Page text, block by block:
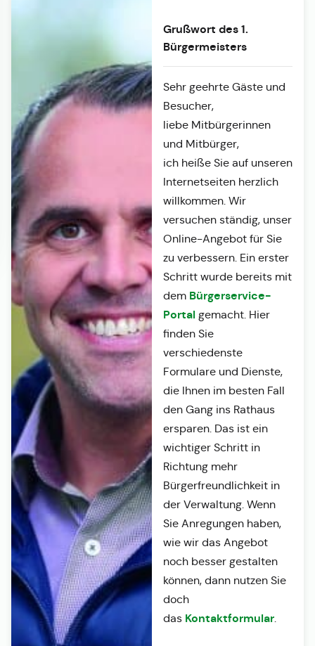
Grußwort des 1.
Bürgermeisters
Sehr geehrte Gäste und
Besucher,
liebe Mitbürgerinnen
und Mitbürger,
ich heiße Sie auf unseren
Internetseiten herzlich
willkommen. Wir
versuchen ständig, unser
Online-Angebot für Sie
zu verbessern. Ein erster
Schritt wurde bereits mit
dem Bürgerservice-
Portalgemacht. Hier
finden Sie
verschiedenste
Formulare und Dienste,
die Ihnen im besten Fall
den Gang ins Rathaus
ersparen. Das ist ein
wichtiger Schritt in
Richtung mehr
Bürgerfreundlichkeit in
der Verwaltung. Wenn
Sie Anregungen haben,
wie wir das Angebot
noch besser gestalten
können, dann nutzen Sie
doch
das Kontaktformular.